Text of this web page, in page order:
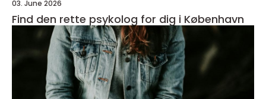
03. June 2026
Find den rette psykolog for dig i København